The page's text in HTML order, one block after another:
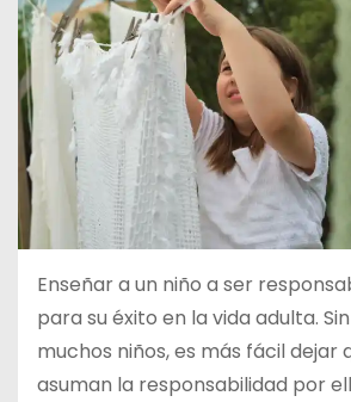
Enseñar a un niño a ser
para su éxito en la vida adulta.
muchos niños, es más fácil dejar
asuman la responsabilidad por